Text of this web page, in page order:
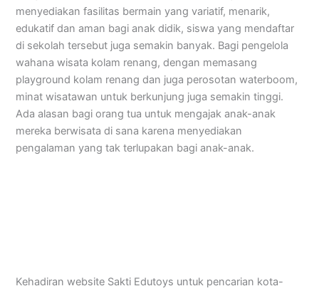
menyediakan fasilitas bermain yang variatif, menarik,
edukatif dan aman bagi anak didik, siswa yang mendaftar
di sekolah tersebut juga semakin banyak. Bagi pengelola
wahana wisata kolam renang, dengan memasang
playground kolam renang dan juga perosotan waterboom,
minat wisatawan untuk berkunjung juga semakin tinggi.
Ada alasan bagi orang tua untuk mengajak anak-anak
mereka berwisata di sana karena menyediakan
pengalaman yang tak terlupakan bagi anak-anak.
Kehadiran website Sakti Edutoys untuk pencarian kota-